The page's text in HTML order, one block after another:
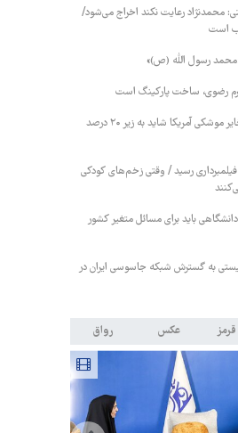
محمدنژاد رعایت نکند اخراج می‌شود/
است
رسول الله (ص)»
رضوی، ساخت پارکینگ است
کارشناس نظامی: ذخایر موشکی آمریکا شاید به زیر ۲۰ درصد
رسید / وقتی زخم‌های کودکی
باید برای مسائل متغیر کشور
به گسترش شبکه جاسوسی ایران در
عکس رواق